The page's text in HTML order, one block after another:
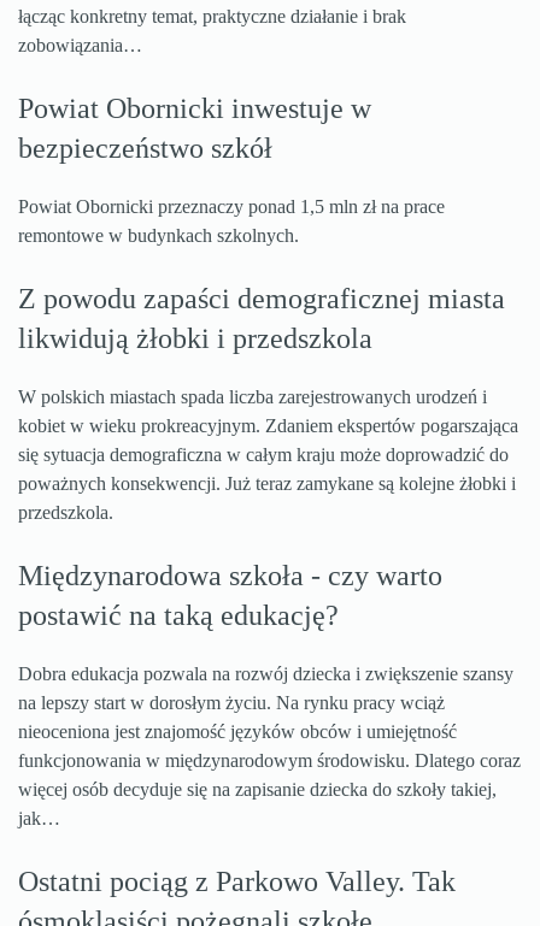
łącząc konkretny temat, praktyczne działanie i brak
zobowiązania…
Powiat Obornicki inwestuje w
bezpieczeństwo szkół
Powiat Obornicki przeznaczy ponad 1,5 mln zł na prace
remontowe w budynkach szkolnych.
Z powodu zapaści demograficznej miasta
likwidują żłobki i przedszkola
W polskich miastach spada liczba zarejestrowanych urodzeń i
kobiet w wieku prokreacyjnym. Zdaniem ekspertów pogarszająca
się sytuacja demograficzna w całym kraju może doprowadzić do
poważnych konsekwencji. Już teraz zamykane są kolejne żłobki i
przedszkola.
Międzynarodowa szkoła - czy warto
postawić na taką edukację?
Dobra edukacja pozwala na rozwój dziecka i zwiększenie szansy
na lepszy start w dorosłym życiu. Na rynku pracy wciąż
nieoceniona jest znajomość języków obców i umiejętność
funkcjonowania w międzynarodowym środowisku. Dlatego coraz
więcej osób decyduje się na zapisanie dziecka do szkoły takiej,
jak…
Ostatni pociąg z Parkowo Valley. Tak